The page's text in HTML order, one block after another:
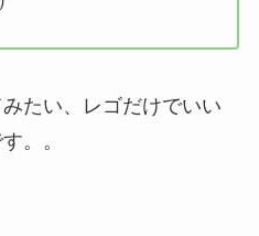
たい、レゴだけでいい
。。